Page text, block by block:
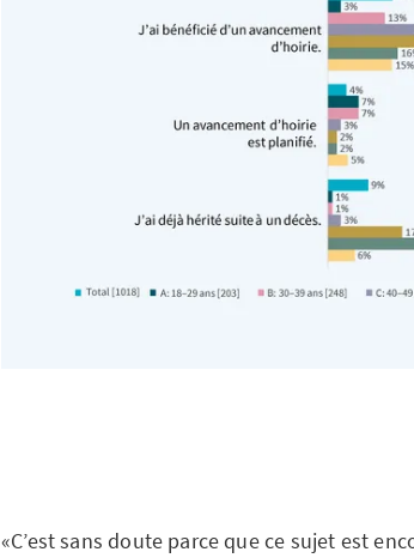
«C’est sans doute parce que ce sujet est